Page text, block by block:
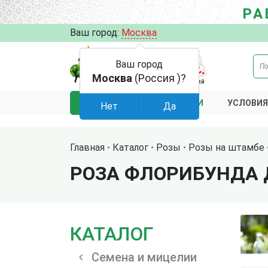
Ваш город: Москва
КАТАЛОГ АКЦИИ
Главная Каталог Розы Розы на штамбе
РОЗА ФЛОРИБУНДА
КАТАЛОГ
Семена и мицелии
Ваш город
Москва (Россия )?
Нет Да